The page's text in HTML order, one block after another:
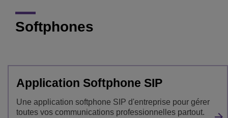
Softphones
Application Softphone SIP
Une application softphone SIP d'entreprise pour gérer
toutes vos communications professionnelles partout.